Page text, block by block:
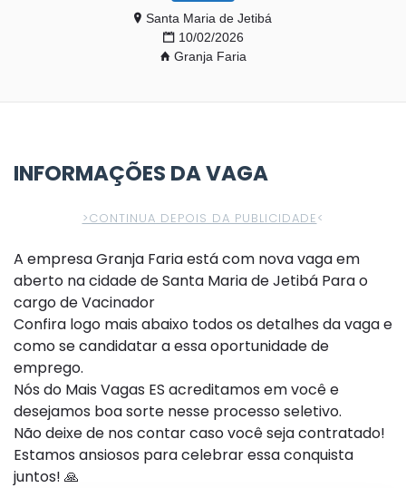
Santa Maria de Jetibá
10/02/2026
Granja Faria
INFORMAÇÕES DA VAGA
>CONTINUA DEPOIS DA PUBLICIDADE<
A empresa Granja Faria está com nova vaga em
aberto na cidade de Santa Maria de Jetibá Para o
cargo de Vacinador
Confira logo mais abaixo todos os detalhes da vaga e
como se candidatar a essa oportunidade de
emprego.
Nós do Mais Vagas ES acreditamos em você e
desejamos boa sorte nesse processo seletivo.
Não deixe de nos contar caso você seja contratado!
Estamos ansiosos para celebrar essa conquista
juntos! 🙏